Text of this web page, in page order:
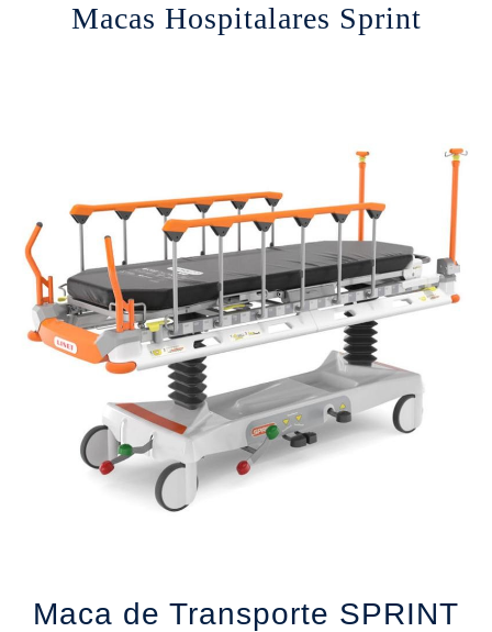
Macas Hospitalares Sprint
Maca de Transporte SPRINT